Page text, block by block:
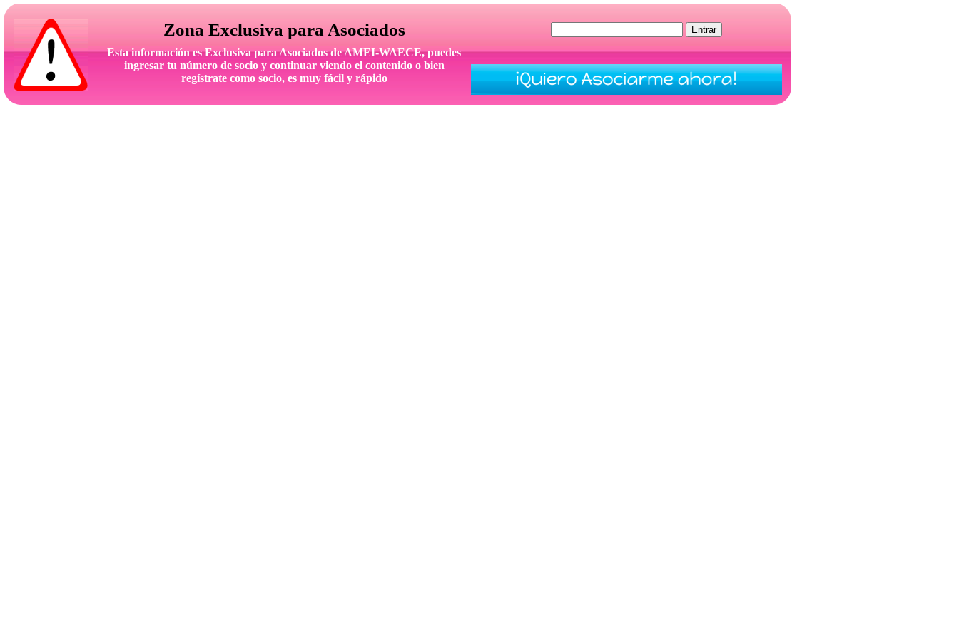
Esta información es Exclusiva para Asociados de AMEI-WAECE, puedes
ingresar tu número de socio y continuar viendo el contenido o bien
regístrate como socio, es muy fácil y rápido
Zona Exclusiva para Asociados